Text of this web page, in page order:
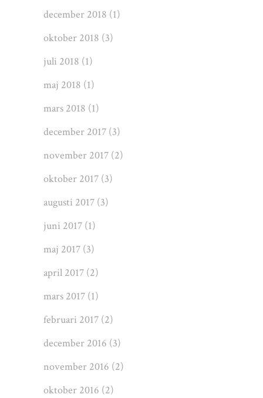
december 2018 (1)
oktober 2018 (3)
juli 2018 (1)
maj 2018 (1)
mars 2018 (1)
december 2017 (3)
november 2017 (2)
oktober 2017 (3)
augusti 2017 (3)
juni 2017 (1)
maj 2017 (3)
april 2017 (2)
mars 2017 (1)
februari 2017 (2)
december 2016 (3)
november 2016 (2)
oktober 2016 (2)